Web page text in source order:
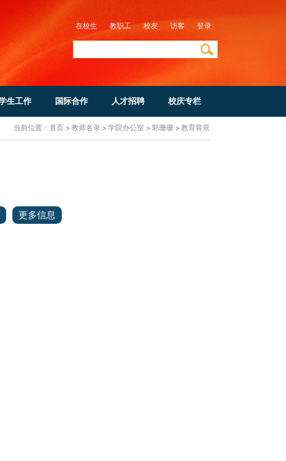
在校生 教职工 校友 访客 登录
生工作 国际合作 人才招聘 校庆专栏
当前位置： 首页 教师名录 学院办公室 郭珊珊 教育背景
更多信息